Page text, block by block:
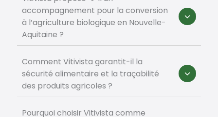
accompagnement pour la conversion
à l’agriculture biologique en Nouvelle-
Aquitaine ?
Comment Vitivista garantit-il la
sécurité alimentaire et la traçabilité
des produits agricoles ?
Pourquoi choisir Vitivista comme